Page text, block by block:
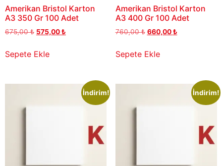
Amerikan Bristol Karton
A3 350 Gr 100 Adet
675,00₺ 575,00₺
Sepete Ekle
Amerikan Bristol Karton
A3 400 Gr 100 Adet
760,00₺ 660,00₺
Sepete Ekle
İndirim! İndirim!